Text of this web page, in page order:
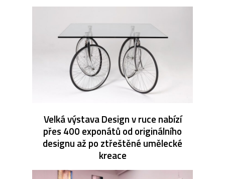
Velká výstava Design v ruce nabízí
přes 400 exponátů od originálního
designu až po ztřeštěné umělecké
kreace